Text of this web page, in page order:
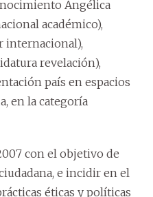
Angélica
académico),
internacional),
revelación),
país en espacios
en la categoría
con el objetivo de
e incidir en el
éticas y políticas